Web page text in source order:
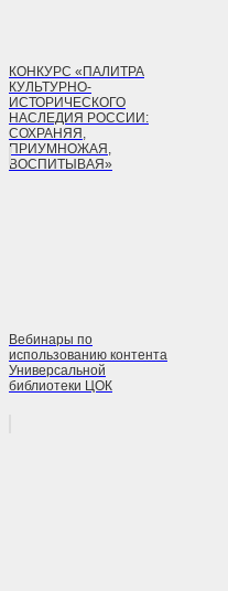
КОНКУРС «ПАЛИТРА
КУЛЬТУРНО-
ИСТОРИЧЕСКОГО
НАСЛЕДИЯ РОССИИ:
СОХРАНЯЯ,
ПРИУМНОЖАЯ,
ВОСПИТЫВАЯ»
Вебинары по
использованию контента
Универсальной
библиотеки ЦОК